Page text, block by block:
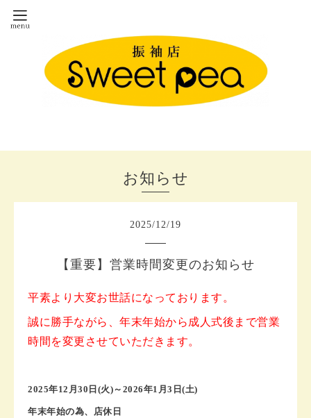
お知らせ
2025/12/19
【重要】営業時間変更のお知らせ
平素より大変お世話になっております。
誠に勝手ながら、年末年始から成人式後まで営業
時間を変更させていただきます。
2025年12月30日(火)～2026年1月3日(土)
年末年始の為、店休日